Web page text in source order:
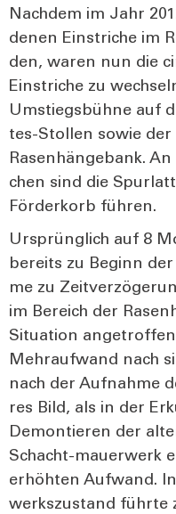
Nach­dem im Jahr
de­nen Ein­stri­che im
den, waren nun die
Ein­stri­che zu
Umstiegs­büh­ne auf
tes-Stol­len sowie der
Rasen­hän­ge­bank.
chen sind die
För­der­korb füh­ren.
Ursprüng­lich auf 8
bereits zu Beginn
me zu
im Bereich der
Situa­ti­on
Mehr­auf­wand nach
nach der Auf­nah­me
res Bild, als in der
Demon­tie­ren der
Schacht-mau­er­werk
erhöh­ten Auf­wand.
werks­zu­stand führ­te